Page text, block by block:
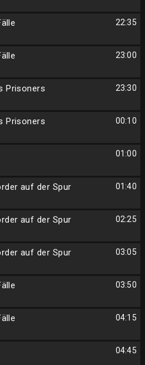
22:35
23:00
23:30
Prisoners
00:10
Prisoners
01:00
01:40
auf der Spur
02:25
auf der Spur
03:05
auf der Spur
03:50
04:15
04:45